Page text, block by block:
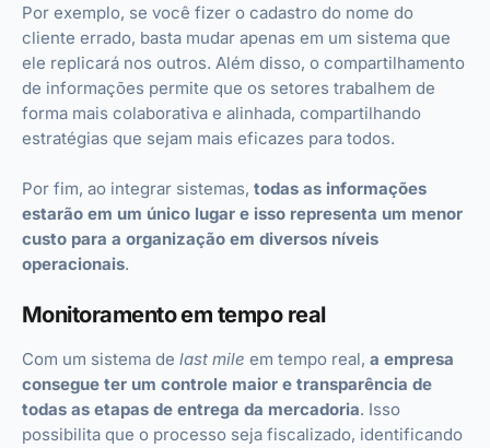
Por exemplo, se você fizer o cadastro do nome do
cliente errado, basta mudar apenas em um sistema que
ele replicará nos outros. Além disso, o compartilhamento
de informações permite que os setores trabalhem de
forma mais colaborativa e alinhada, compartilhando
estratégias que sejam mais eficazes para todos.
Por fim, ao integrar sistemas, todas as informações
estarão em um único lugar e isso representa um menor
custo para a organização em diversos níveis
operacionais.
Monitoramento em tempo real
Com um sistema de last mile em tempo real, a empresa
consegue ter um controle maior e transparência de
todas as etapas de entrega da mercadoria. Isso
possibilita que o processo seja fiscalizado, identificando